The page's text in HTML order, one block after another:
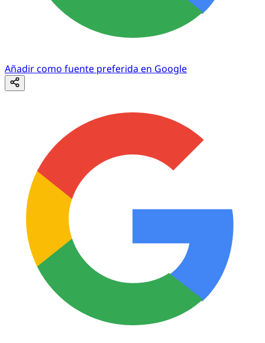
Añadir como fuente preferida en Google